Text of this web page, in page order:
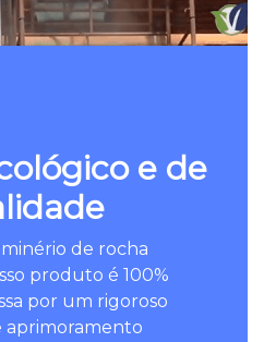
e de
de rocha
produto é 100%
por um rigoroso
aprimoramento